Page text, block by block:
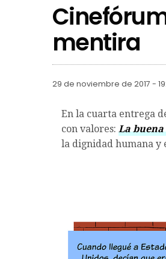
mentira
29 de noviembre de 2017 -
En la cuarta entrega
con valores: La
la dignidad humana y